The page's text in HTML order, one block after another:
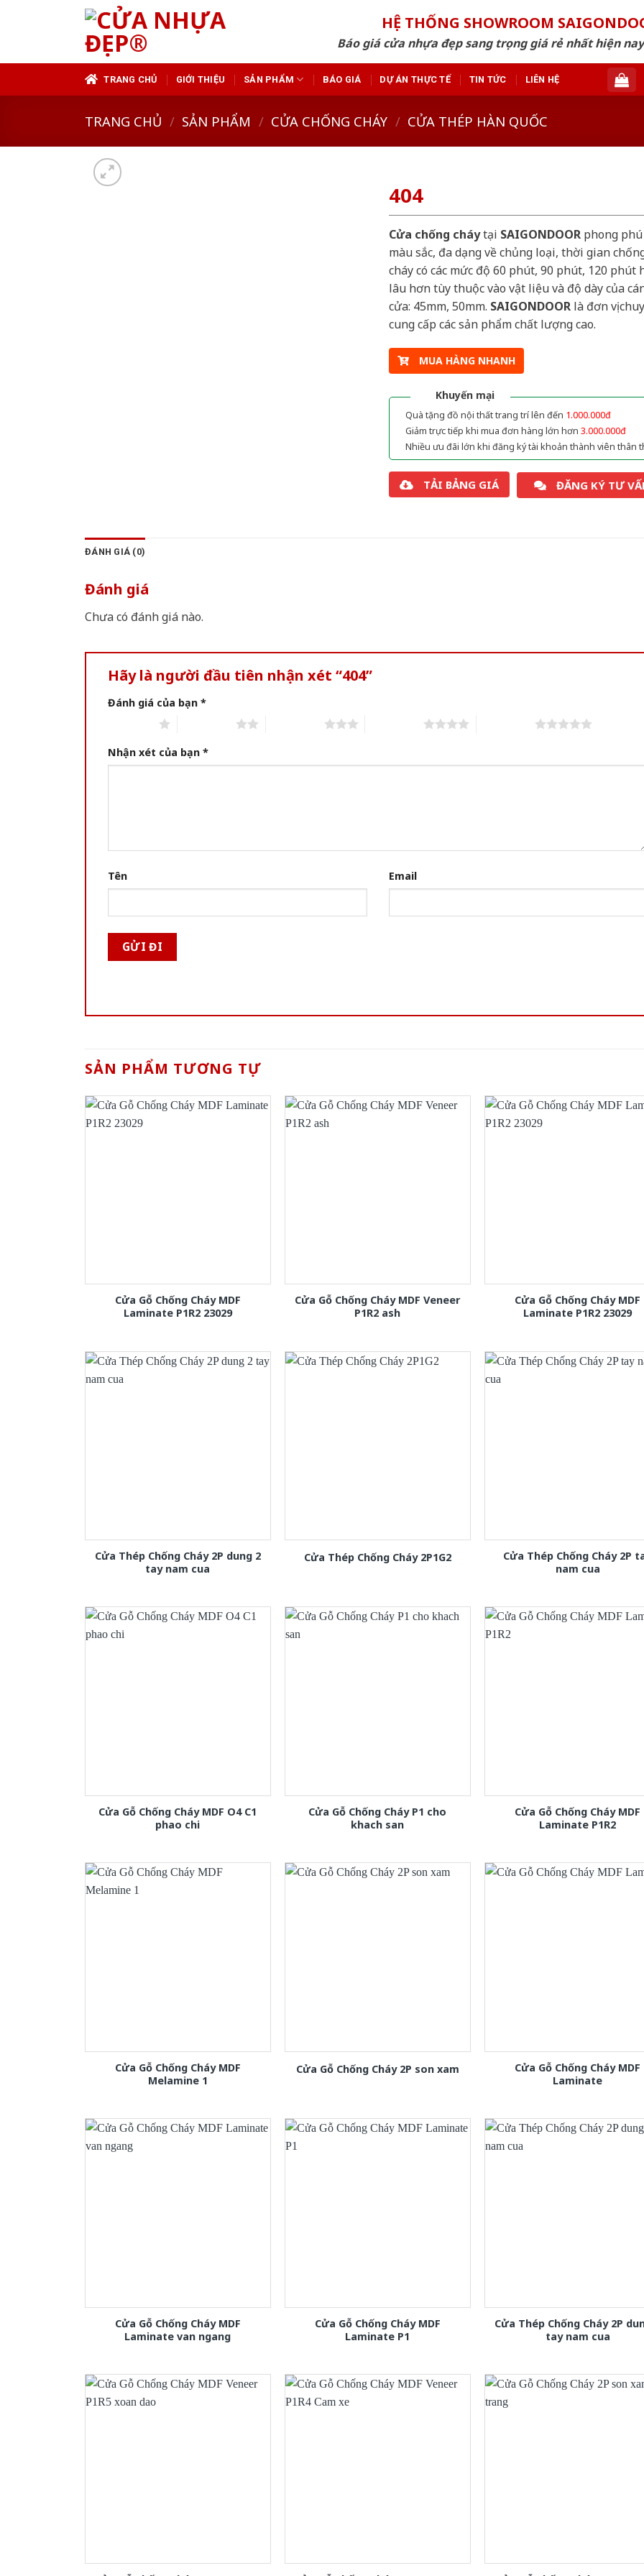
HỆ THỐNG SHOWROOM
Báo giá cửa nhựa đẹp sang trọng giá rẻ nhất hiện nay
TRANG CHỦ GIỚI THIỆU SẢN PHẨM BÁO GIÁ DỰ ÁN THỰC TẾ TIN TỨC LIÊN HỆ
TRANG CHỦ / SẢN PHẨM / CỬA CHỐNG CHÁY / CỬA THÉP HÀN QUỐC
404
Cửa chống cháytại SAIGONDOORphong phú
màu sắc, đa dạng về chủng loại, thời gian
cháy có các mức độ 60 phút, 90 phút, 120 phút
lâu hơn tùy thuộc vào vật liệu và độ dày của
cửa: 45mm, 50mm. SAIGONDOORlà đơn vị
cung cấp các sản phẩm chất lượng cao.
MUA HÀNG NHANH
Khuyến mại
Quà tặng đồ nội thất trang trí lên đến 1.000.000đ
Giảm trực tiếp khi mua đơn hàng lớn hơn 3.000.000đ
Nhiều ưu đãi lớn khi đăng ký tài khoản thành viên thân
TẢI BẢNG GIÁ ĐĂNG KÝ TƯ
ĐÁNH GIÁ (0)
Đánh giá
Chưa có đánh giá nào.
Hãy là người đầu tiên nhận xét “404”
Đánh giá của bạn *
Nhận xét của bạn *
Tên Email
SẢN PHẨM TƯƠNG TỰ
Cửa Gỗ Chống Cháy MDF
Laminate P1R2 23029
Cửa Gỗ Chống Cháy MDF Veneer
P1R2 ash
Cửa Gỗ Chống Cháy MDF
Laminate P1R2 23029
Cửa Thép Chống Cháy 2P dung 2
tay nam cua
Cửa Thép Chống Cháy 2P1G2
Cửa Thép Chống Cháy 2P
nam cua
Cửa Gỗ Chống Cháy MDF O4 C1
phao chi
Cửa Gỗ Chống Cháy P1 cho
khach san
Cửa Gỗ Chống Cháy MDF
Laminate P1R2
Cửa Gỗ Chống Cháy MDF
Melamine 1
Cửa Gỗ Chống Cháy 2P son xam
Cửa Gỗ Chống Cháy MDF
Laminate
Cửa Gỗ Chống Cháy MDF
Laminate van ngang
Cửa Gỗ Chống Cháy MDF
Laminate P1
Cửa Thép Chống Cháy 2P
tay nam cua